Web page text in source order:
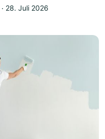
‧ 28. Juli 2026